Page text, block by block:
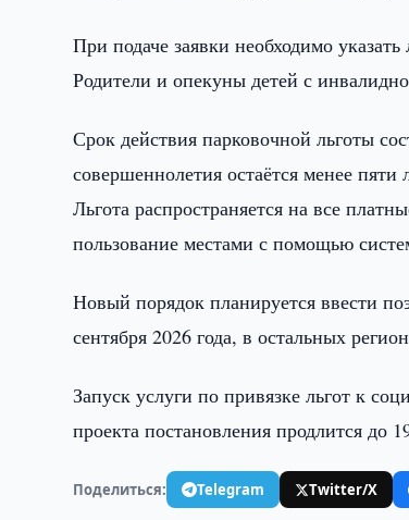
При подаче заявки необходимо
Родители и опекуны детей с
Срок действия парковочной льготы
совершеннолетия остаётся менее пяти
Льгота распространяется на все
пользование местами с помощью
Новый порядок планируется ввести
сентября 2026 года, в остальных
Запуск услуги по привязке льгот к
проекта постановления продлится до
Поделиться: Telegram Twitter/X